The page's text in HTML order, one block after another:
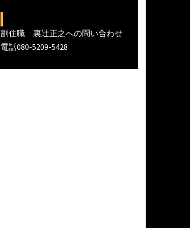
副住職 裏辻正之への問い合わせ
電話080-5209-5428